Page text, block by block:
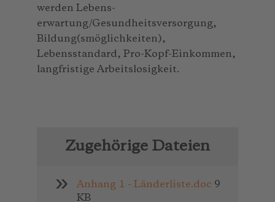
werden Lebens-
erwartung/Gesundheitsversorgung,
Bildung(smöglichkeiten),
Lebensstandard, Pro-Kopf-Einkommen,
langfristige Arbeitslosigkeit.
Zugehörige Dateien
Anhang 1 - Länderliste.doc 9
KB